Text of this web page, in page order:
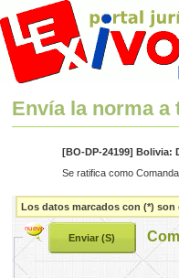
Envía la norma a
[BO-DP-24199] Bolivia:
Se ratifica como
Los datos marcados con (*)